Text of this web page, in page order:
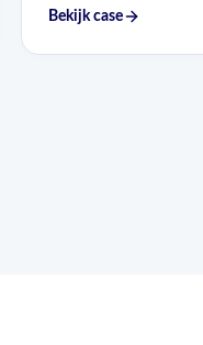
Bekijk case